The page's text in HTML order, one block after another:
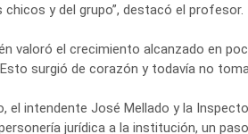
chicos y del grupo”, destacó el profesor.
valoró el crecimiento alcanzado en
surgió de corazón y todavía no
el intendente José Mellado y la
jurídica a la institución, un